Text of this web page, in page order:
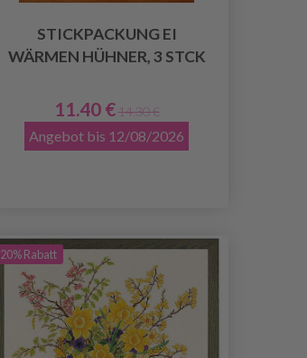
STICKPACKUNG EI
WÄRMEN HÜHNER, 3 STCK
11.40 € 14.30 €
Angebot bis 12/08/2026
20% Rabatt